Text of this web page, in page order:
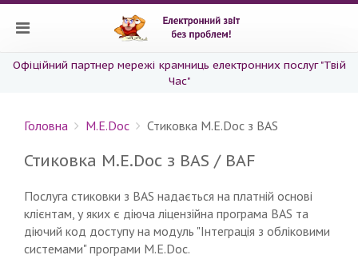
Офіційний партнер мережі крамниць електронних послуг "Твій
Час"
Головна M.E.Doc Стиковка M.E.Doc з BAS
Стиковка M.E.Doc з BAS / BAF
Послуга стиковки з BAS надається на платній основі
клієнтам, у яких є діюча ліцензійна програма BAS та
діючий код доступу на модуль "Інтеграція з обліковими
системами" програми M.E.Doc.